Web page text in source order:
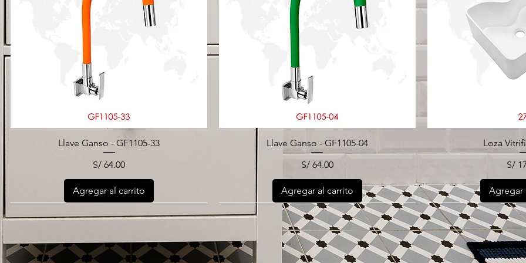
Llave Ganso - GF1105-33
Precio
S/ 64.00
Agregar al carrito
Llave Ganso - GF1105-04
Precio
S/ 64.00
Agregar al carrito
Loza
S/
Agregar